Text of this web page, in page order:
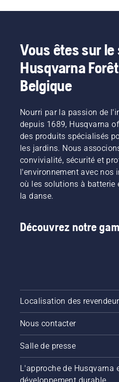
Vous êtes sur le
Husqvarna
Belgique
Nourri par la passion de
depuis 1689, Husqvarna
des produits spécialisés
les jardins. Nous
convivialité, sécurité et
l'environnement avec nos
où les solutions à batterie
la danse.
Découvrez notre
Localisation des
Nous contacter
Salle de presse
L'approche de Husqvarna